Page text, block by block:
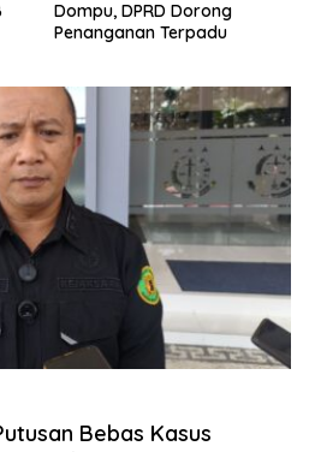
Dompu, DPRD Dorong
Penanganan Terpadu
Bebas Kasus